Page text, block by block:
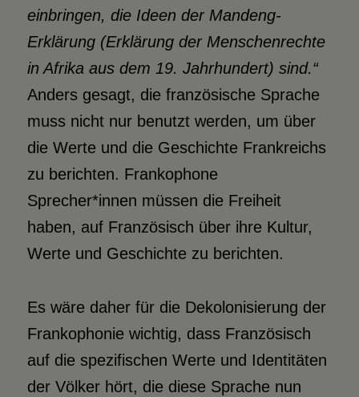
einbringen, die Ideen der Mandeng-
Erklärung (Erklärung derMenschenrechte
in Afrika aus dem 19. Jahrhundert) sind.“
Anders gesagt, die französische Sprache
muss nicht nur benutzt werden, um über
die Werte und die Geschichte Frankreichs
zu berichten. Frankophone
Sprecher*innen müssen die Freiheit
haben, auf Französisch über ihre Kultur,
Werte und Geschichte zu berichten.
Es wäre daher für die Dekolonisierung der
Frankophonie wichtig, dass Französisch
auf die spezifischen Werte und Identitäten
der Völker hört, die diese Sprache nun